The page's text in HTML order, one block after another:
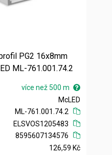
PG2 16x8mm
ML-761.001.74.2
více než 500 m
McLED
ML-761.001.74.2
ELSVOS1205483
8595607134576
126,59 Kč